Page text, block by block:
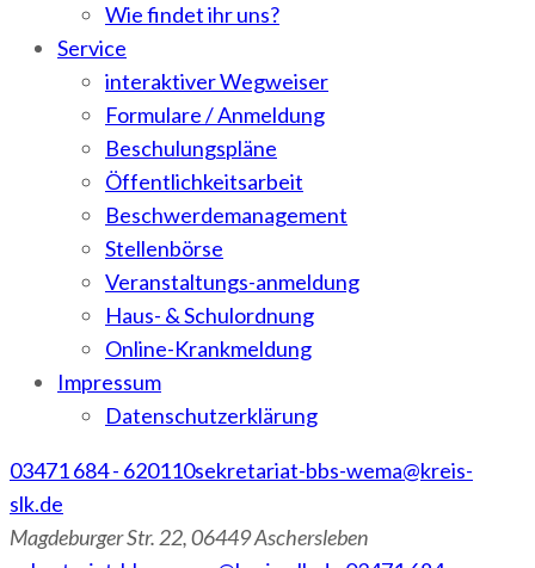
Wie findet ihr uns?
Service
interaktiver Wegweiser
Formulare / Anmeldung
Beschulungspläne
Öffentlichkeitsarbeit
Beschwerdemanagement
Stellenbörse
Veranstaltungs-anmeldung
Haus- & Schulordnung
Online-Krankmeldung
Impressum
Datenschutzerklärung
03471 684 - 620110sekretariat-bbs-wema@kreis-
slk.de
Magdeburger Str. 22, 06449 Aschersleben